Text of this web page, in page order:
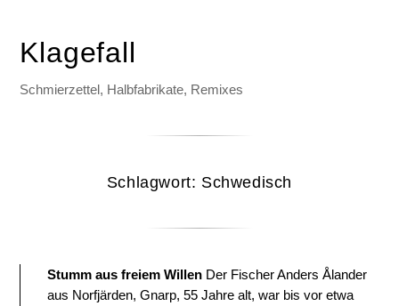
Klagefall
Schmierzettel, Halbfabrikate, Remixes
Schlagwort: Schwedisch
Stumm aus freiem Willen Der Fischer Anders Ålander
aus Norfjärden, Gnarp, 55 Jahre alt, war bis vor etwa